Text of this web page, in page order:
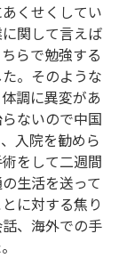
くせくしてい
関して言えば
らで勉強する
。そのような
調に異変があ
ないので中国
入院を勧めら
をして二週間
生活を送って
に対する焦り
、海外での手